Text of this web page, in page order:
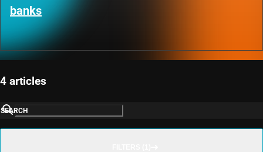
banks
4 articles
SEARCH